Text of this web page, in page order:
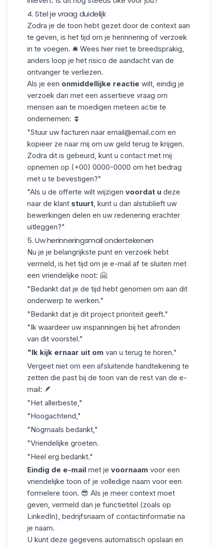
4. Stel je vraag duidelijk
Zodra je de toon hebt gezet door de context aan
te geven, is het tijd om je herinnering of verzoek
in te voegen. 🛎️ Wees hier niet te breedsprakig,
anders loop je het risico de aandacht van de
ontvanger te verliezen.
Als je een onmiddellijke reactie wilt, eindig je
verzoek dan met een assertieve vraag om
mensen aan te moedigen meteen actie te
ondernemen: ⏬
"Stuur uw facturen naar email@email.com en
kopieer ze naar mij om uw geld terug te krijgen.
Zodra dit is gebeurd, kunt u contact met mij
opnemen op (+00) 0000-0000 om het bedrag
met u te bevestigen?"
"Als u de offerte wilt wijzigen voordat u deze
naar de klant stuurt, kunt u dan alstublieft uw
bewerkingen delen en uw redenering erachter
uitleggen?"
5. Uw herinneringsmail ondertekenen
Nu je je belangrijkste punt en verzoek hebt
vermeld, is het tijd om je e-mail af te sluiten met
een vriendelijke noot: 🤗
"Bedankt dat je de tijd hebt genomen om aan dit
onderwerp te werken."
"Bedankt dat je dit project prioriteit geeft."
"Ik waardeer uw inspanningen bij het afronden
van dit voorstel."
"Ik kijk ernaar uit om van u terug te horen."
Vergeet niet om een afsluitende handtekening te
zetten die past bij de toon van de rest van de e-
mail: 🪶
"Het allerbeste,"
"Hoogachtend,"
"Nogmaals bedankt,"
"Vriendelijke groeten.
"Heel erg bedankt."
Eindig de e-mail met je voornaam voor een
vriendelijke toon of je volledige naam voor een
formelere toon. 😎 Als je meer context moet
geven, vermeld dan je functietitel (zoals op
LinkedIn), bedrijfsnaam of contactinformatie na
je naam.
U kunt deze gegevens automatisch opslaan en